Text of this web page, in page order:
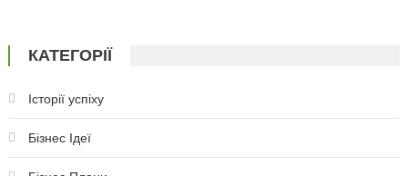
КАТЕГОРІЇ
Історії успіху
Бізнес Ідеї